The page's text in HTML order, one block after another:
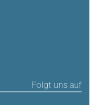
Folgt uns auf